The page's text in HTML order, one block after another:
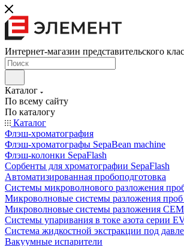
Интернет-магазин представительского
Каталог
По всему сайту
По каталогу
Каталог
Флэш-хроматография
Флэш-хроматографы SepaBean machine
Флэш-колонки SepaFlash
Сорбенты для хроматографии SepaFlash
Автоматизированная пробоподготовка
Системы микроволнового разложения
Микроволновые системы разложения
Микроволновые системы разложения CEM
Системы упаривания в токе азота серии
Система жидкостной экстракции под
Вакуумные испарители